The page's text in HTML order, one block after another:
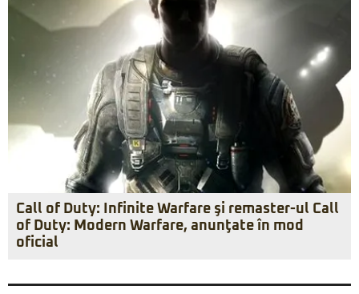
Call of Duty: Infinite Warfare şi remaster-ul Call
of Duty: Modern Warfare, anunţate în mod
oficial